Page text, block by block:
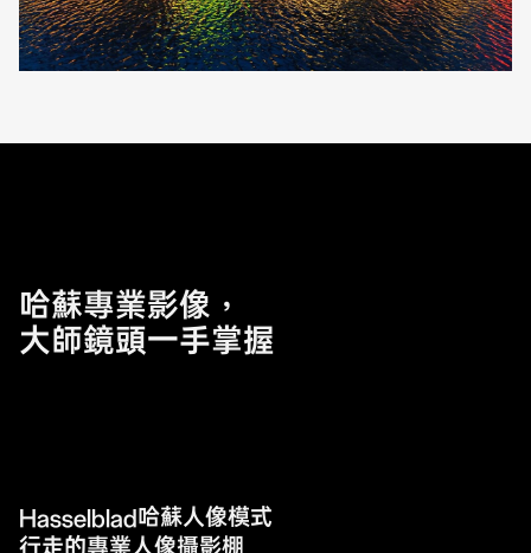
哈蘇專業影像，
大師鏡頭一手掌握
Hasselblad哈蘇人像模式
行走的專業人像攝影棚